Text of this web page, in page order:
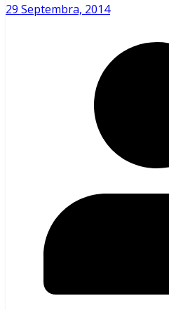
29 Septembra, 2014